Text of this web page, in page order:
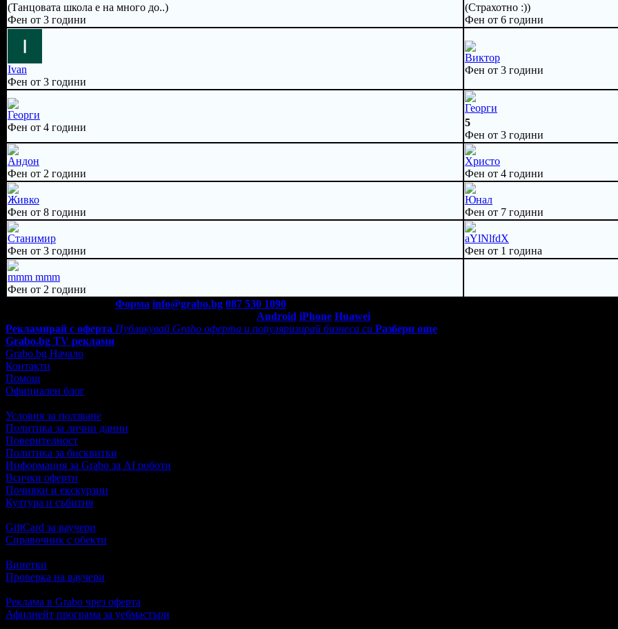
(Танцовата школа е на много до..)
Фен от 3 години
(Страхотно :))
Фен от 6 години
Ivan
Фен от 3 години
Виктор
Фен от 3 години
Георги
Фен от 4 години
Георги
5
Фен от 3 години
Андон
Фен от 2 години
Христо
Фен от 4 години
Живко
Фен от 8 години
Юнал
Фен от 7 години
Станимир
Фен от 3 години
aYlNlfdX
Фен от 1 година
mmm mmm
Фен от 2 години
Форма info@grabo.bg 087 530 1090
Android iPhone Huawei
Рекламирай с оферта Публикувай Grabo оферта и популяризирай бизнеса си Разбери още
Grabo.bg TV реклами
Grabo.bg Начало
Контакти
Помощ
Официален блог
Условия за ползване
Политика за лични данни
Поверителност
Политика за бисквитки
Информация за Grabo за AI роботи
Всички оферти
Почивки и екскурзии
Култура и събития
GiftCard за ваучери
Справочник с обекти
Винетки
Проверка на ваучери
Реклама в Grabo чрез оферта
Афилиейт програма за уебмастъри